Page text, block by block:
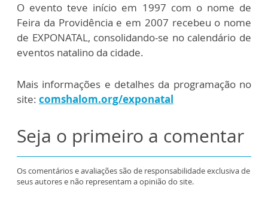
O evento teve início em 1997 com o nome de
Feira da Providência e em 2007 recebeu o nome
de EXPONATAL, consolidando-se no calendário de
eventos natalino da cidade.
Mais informações e detalhes da programação no
site: comshalom.org/exponatal
Seja o primeiro a comentar
Os comentários e avaliações são de responsabilidade exclusiva de
seus autores e não representam a opinião do site.